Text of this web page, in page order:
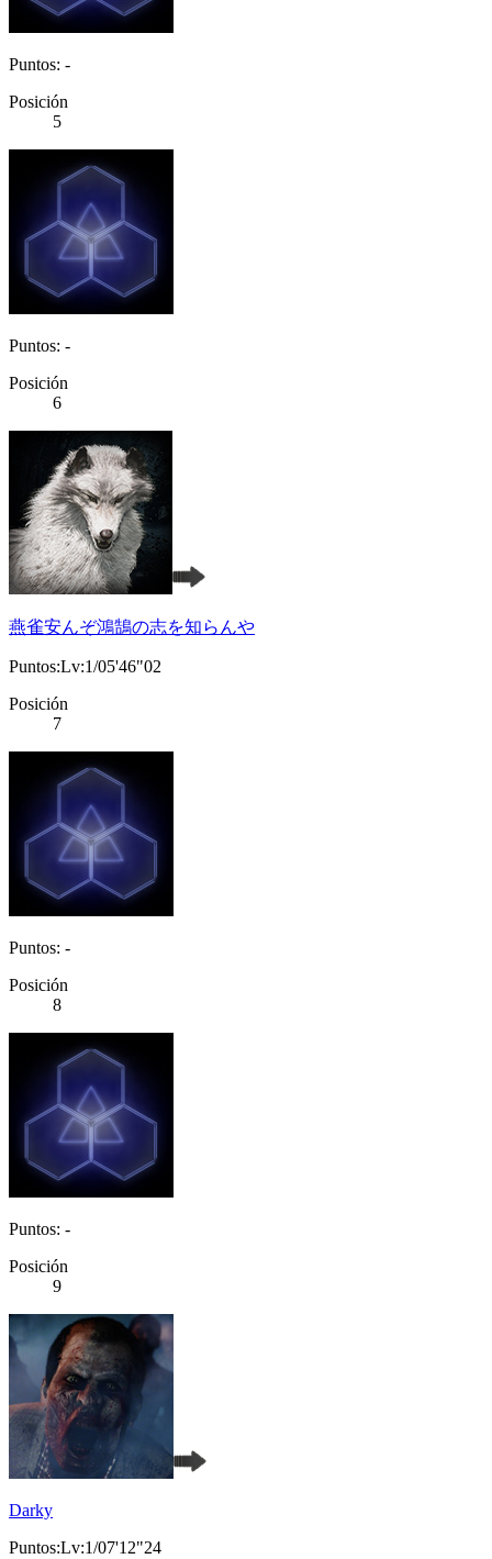
Puntos: -
Posición
5
Puntos: -
Posición
6
燕雀安んぞ鴻鵠の志を知らんや
Puntos:Lv:1/05'46"02
Posición
7
Puntos: -
Posición
8
Puntos: -
Posición
9
Darky
Puntos:Lv:1/07'12"24